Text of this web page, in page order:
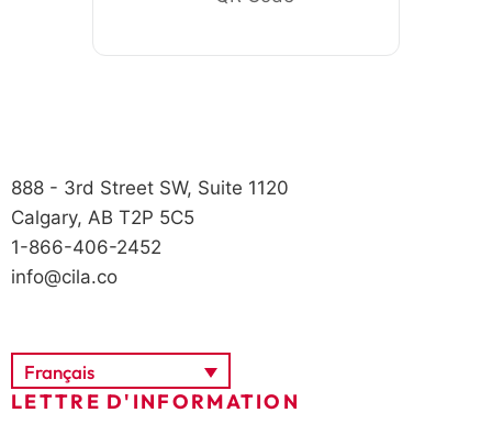
888 - 3rd Street SW, Suite 1120
Calgary, AB T2P 5C5
1-866-406-2452
info@cila.co
Français
LETTRE D'INFORMATION